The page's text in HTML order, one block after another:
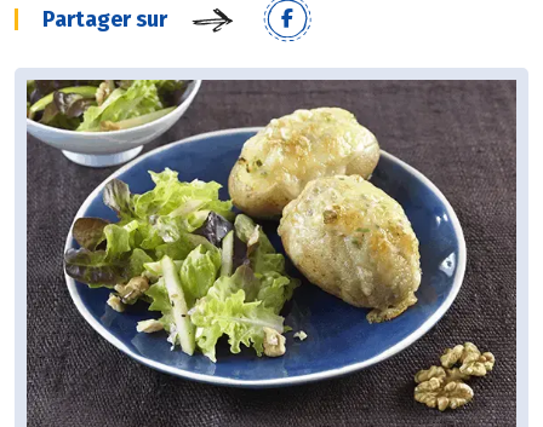
Partager sur